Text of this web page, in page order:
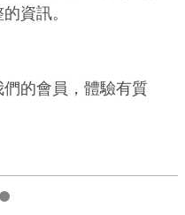
資訊。
的會員，體驗有質